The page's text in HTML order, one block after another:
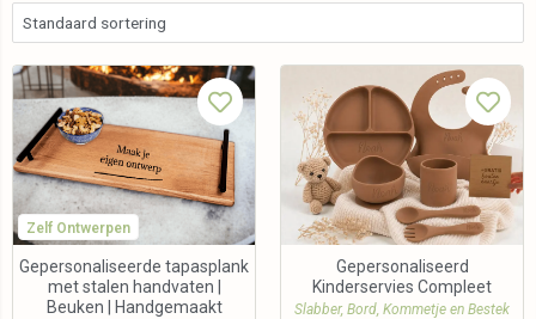
Zelf Ontwerpen
Gepersonaliseerde tapasplank
met stalen handvaten |
Beuken | Handgemaakt
Gepersonaliseerd
Kinderservies Compleet
Slabber, Bord, Kommetje en Bestek